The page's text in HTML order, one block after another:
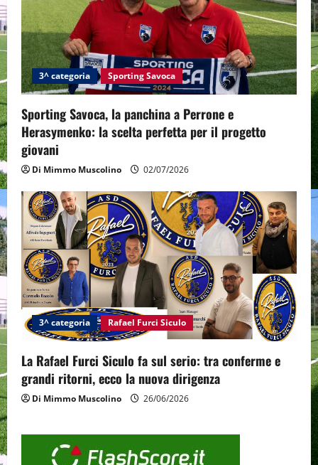
3^ categoria Sporting Savoca
Sporting Savoca, la panchina a Perrone e
Herasymenko: la scelta perfetta per il progetto
giovani
Di Mimmo Muscolino 02/07/2026
3^ categoria Rafael Furci Siculo
La Rafael Furci Siculo fa sul serio: tra conferme e
grandi ritorni, ecco la nuova dirigenza
Di Mimmo Muscolino 26/06/2026